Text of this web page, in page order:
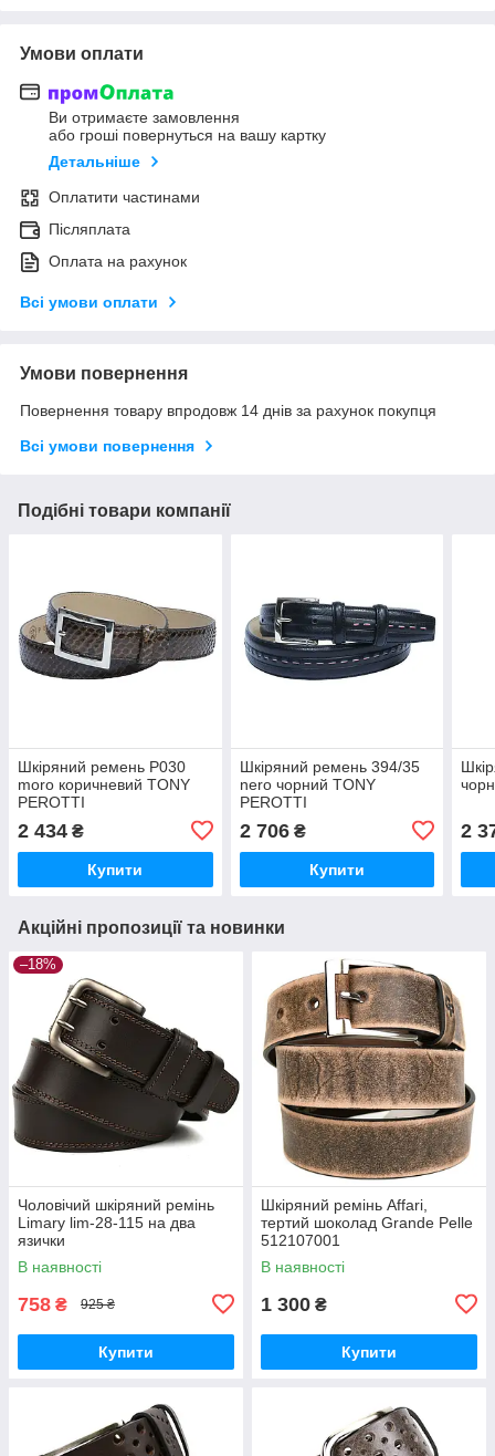
Умови оплати
Ви отримаєте замовлення
або гроші повернуться на вашу картку
Детальніше
Оплатити частинами
Післяплата
Оплата на рахунок
Всі умови оплати
Умови повернення
Повернення товару впродовж 14 днів за рахунок покупця
Всі умови повернення
Подібні товари компанії
Шкіряний ремень P030
moro коричневий TONY
PEROTTI
2 434 ₴
Купити
Шкіряний ремень 394/35
nero чорний TONY
PEROTTI
2 706₴
Купити
2
Акційні пропозиції та новинки
–18%
Чоловічий шкіряний ремінь
Limary lim-28-115 на два
язички
В наявності
758 ₴ 925 ₴
Купити
Шкіряний ремінь Affari,
тертий шоколад Grande Pelle
512107001
В наявності
1 300 ₴
Купити